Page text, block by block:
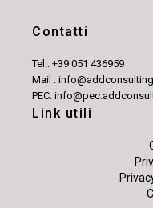
Contatti
Tel.: +39 051 436959
Mail :
PEC:
Link utili